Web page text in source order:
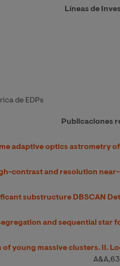
Líneas de
de EDPs
Publicaciones
adaptive optics astrometry
contrast and resolution
substructure DBSCAN
and sequential star
of young massive clusters. II.